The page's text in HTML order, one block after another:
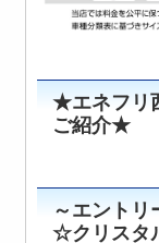
★エネフリ
ご紹介★
～エント
☆クリスタ